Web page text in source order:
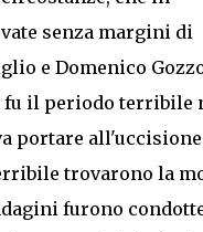
senza margini di
e Domenico
fu il periodo terribile
portare all'uccisione
trovarono la
furono